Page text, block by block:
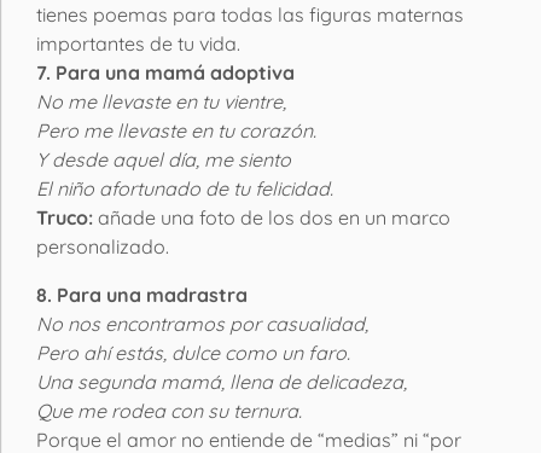
tienes poemas para todas las figuras maternas
importantes de tu vida.
7. Para una mamá adoptiva
No me llevaste en tu vientre,
Pero me llevaste en tu corazón.
Y desde aquel día, me siento
El niño afortunado de tu felicidad.
Truco: añade una foto de los dos en un marco
personalizado.
8. Para una madrastra
No nos encontramos por casualidad,
Pero ahí estás, dulce como un faro.
Una segunda mamá, llena de delicadeza,
Que me rodea con su ternura.
Porque el amor no entiende de “medias” ni “por